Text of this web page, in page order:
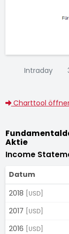
Intraday
Charttool
Aktie
Income
Datum
2018
[USD]
2017
[USD]
2016
[USD]